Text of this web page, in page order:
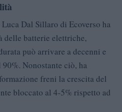
Dal Sillaro di Ecoverso ha
delle batterie elettriche,
può arrivare a decenni e
Nonostante ciò, ha
freni la crescita del
bloccato al 4-5% rispetto ad